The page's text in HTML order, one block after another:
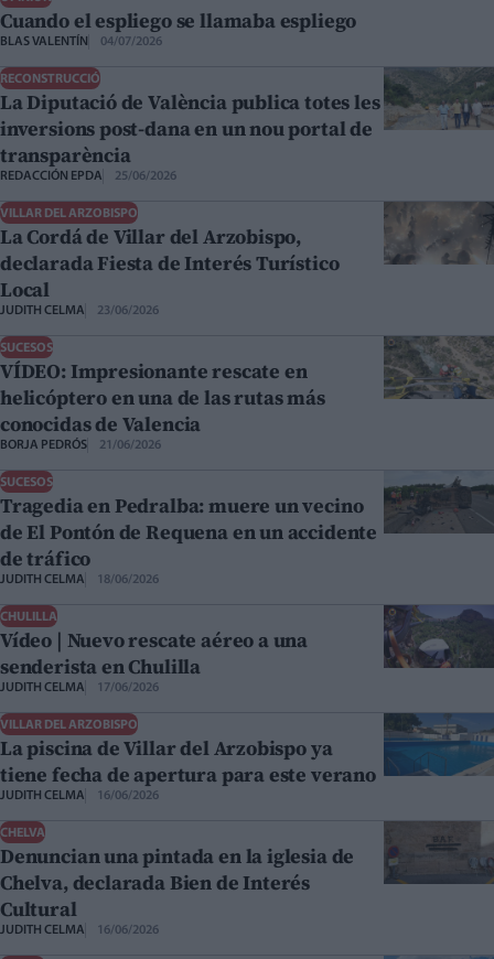
Cuando el espliego se llamaba espliego
BLAS VALENTÍN 04/07/2026
RECONSTRUCCIÓ
La Diputació de València publica totes les
inversions post-dana en un nou portal de
transparència
REDACCIÓN EPDA 25/06/2026
VILLAR DEL ARZOBISPO
La Cordá de Villar del Arzobispo,
declarada Fiesta de Interés Turístico
Local
JUDITH CELMA 23/06/2026
SUCESOS
VÍDEO: Impresionante rescate en
helicóptero en una de las rutas más
conocidas de Valencia
BORJA PEDRÓS 21/06/2026
SUCESOS
Tragedia en Pedralba: muere un vecino
de El Pontón de Requena en un accidente
de tráfico
JUDITH CELMA 18/06/2026
CHULILLA
Vídeo | Nuevo rescate aéreo a una
senderista en Chulilla
JUDITH CELMA 17/06/2026
VILLAR DEL ARZOBISPO
La piscina de Villar del Arzobispo ya
tiene fecha de apertura para este verano
JUDITH CELMA 16/06/2026
CHELVA
Denuncian una pintada en la iglesia de
Chelva, declarada Bien de Interés
Cultural
JUDITH CELMA 16/06/2026